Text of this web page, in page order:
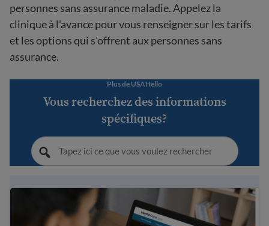
personnes sans assurance maladie. Appelez la
clinique à l'avance pour vous renseigner sur les tarifs
et les options qui s'offrent aux personnes sans
assurance.
Plus de USAHello
Vous recherchez des informations
spécifiques?
Guide de l'assurance maladie pour les immigrants